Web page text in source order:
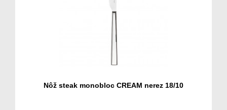
Nôž steak monobloc CREAM nerez 18/10